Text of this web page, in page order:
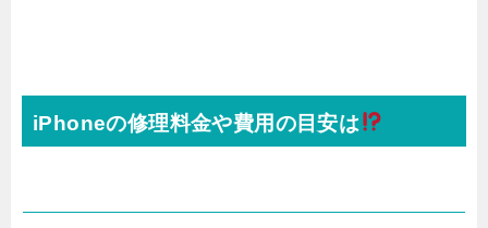
iPhoneの修理料金や費用の目安は